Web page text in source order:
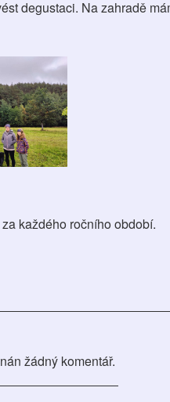
degustaci. Na zahradě
každého ročního období.
žádný komentář.